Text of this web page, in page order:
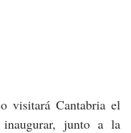
visitará Cantabria el
junto a la